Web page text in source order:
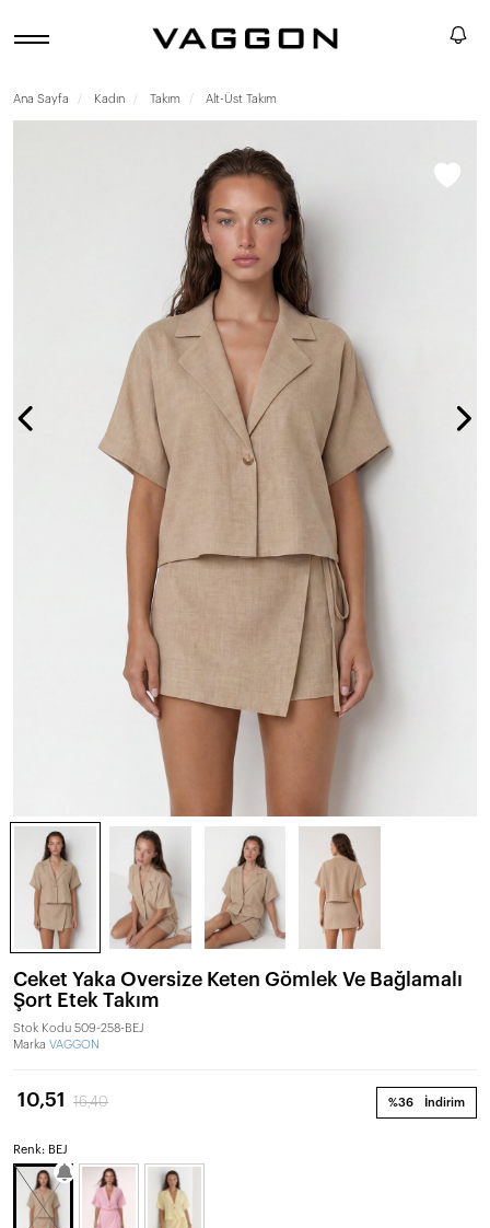
Ana Sayfa Kadın Takım Alt-Üst Takım
Ceket Yaka Oversize Keten Gömlek Ve Bağlamalı
Şort Etek Takım
Stok Kodu 509-258-BEJ
Marka VAGGON
%36 İndirim
10,51 16,40
Renk: BEJ